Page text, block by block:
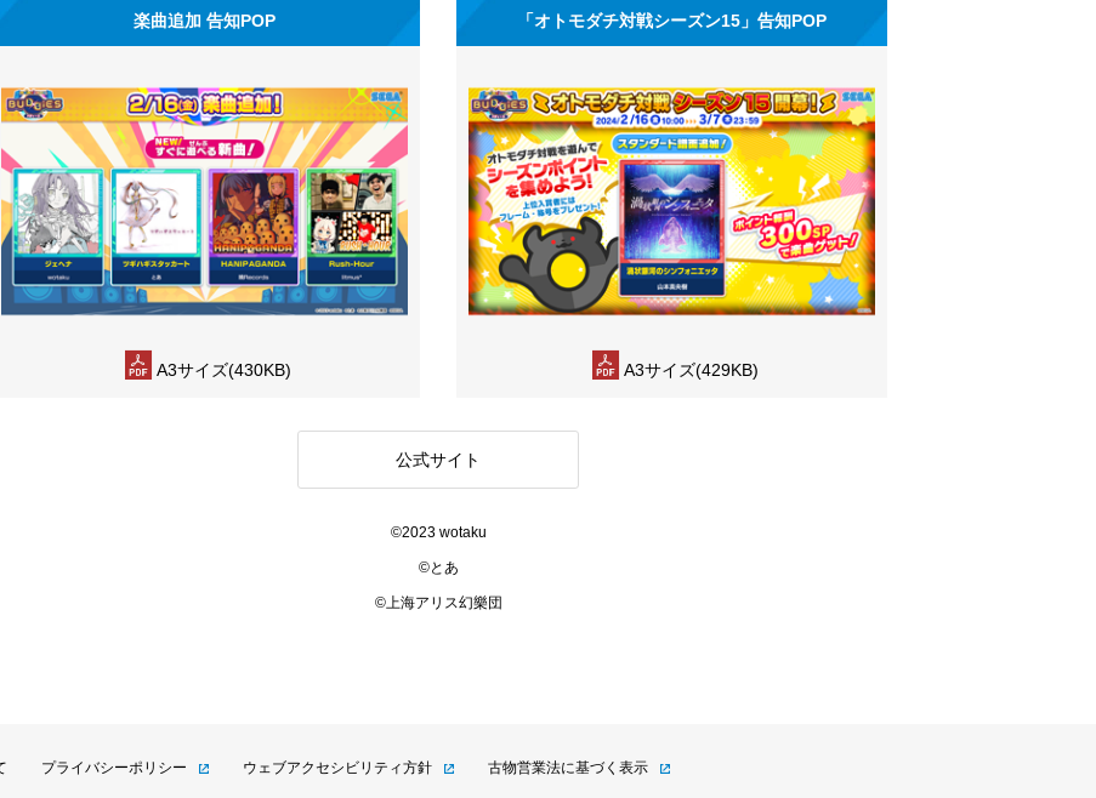
楽曲追加 告知POP
A3サイズ(430KB)
「オトモダチ対戦シーズン15」告知POP
A3サイズ(429KB)
公式サイト
©2023 wotaku
©とあ
©上海アリス幻樂団
プライバシーポリシー ウェブアクセシビリティ方針 古物営業法に基づく表示